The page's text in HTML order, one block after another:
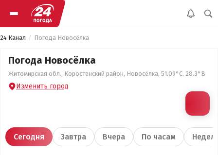
24 Канал Погода Новосёлка
Погода Новосёлка
Житомирская обл., Коростенский район, Новосёлка, 51.09°С, 28.3°В
Изменить город
Сегодня Завтра Вчера По часам